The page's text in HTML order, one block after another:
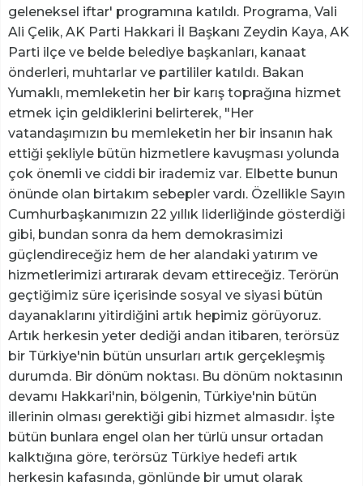
geleneksel iftar' programına katıldı. Programa, Vali
Ali Çelik, AK Parti Hakkari İl Başkanı Zeydin Kaya, AK
Parti ilçe ve belde belediye başkanları, kanaat
önderleri, muhtarlar ve partililer katıldı. Bakan
Yumaklı, memleketin her bir karış toprağına hizmet
etmek için geldiklerini belirterek, "Her
vatandaşımızın bu memleketin her bir insanın hak
ettiği şekliyle bütün hizmetlere kavuşması yolunda
çok önemli ve ciddi bir irademiz var. Elbette bunun
önünde olan birtakım sebepler vardı. Özellikle Sayın
Cumhurbaşkanımızın 22 yıllık liderliğinde gösterdiği
gibi, bundan sonra da hem demokrasimizi
güçlendireceğiz hem de her alandaki yatırım ve
hizmetlerimizi artırarak devam ettireceğiz. Terörün
geçtiğimiz süre içerisinde sosyal ve siyasi bütün
dayanaklarını yitirdiğini artık hepimiz görüyoruz.
Artık herkesin yeter dediği andan itibaren, terörsüz
bir Türkiye'nin bütün unsurları artık gerçekleşmiş
durumda. Bir dönüm noktası. Bu dönüm noktasının
devamı Hakkari'nin, bölgenin, Türkiye'nin bütün
illerinin olması gerektiği gibi hizmet almasıdır. İşte
bütün bunlara engel olan her türlü unsur ortadan
kalktığına göre, terörsüz Türkiye hedefi artık
herkesin kafasında, gönlünde bir umut olarak